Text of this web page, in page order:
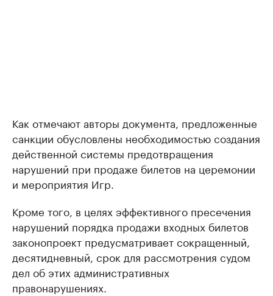
Как отмечают авторы документа, предложенные
санкции обусловлены необходимостью создания
действенной системы предотвращения
нарушений при продаже билетов на церемонии
и мероприятия Игр.
Кроме того, в целях эффективного пресечения
нарушений порядка продажи входных билетов
законопроект предусматривает сокращенный,
десятидневный, срок для рассмотрения судом
дел об этих административных
правонарушениях.